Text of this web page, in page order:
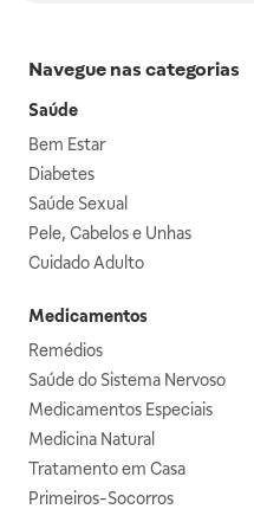
Navegue nas categorias
Saúde
Bem Estar
Diabetes
Saúde Sexual
Pele, Cabelos e Unhas
Cuidado Adulto
Medicamentos
Remédios
Saúde do Sistema Nervoso
Medicamentos Especiais
Medicina Natural
Tratamento em Casa
Primeiros-Socorros